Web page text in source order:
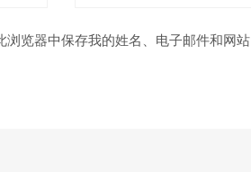
浏览器中保存我的姓名、电子邮件和网站